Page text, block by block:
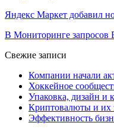
Яндекс Маркет добавил
В Мониторинге запросов
Свежие записи
Компании начали
Хоккейное
Упаковка, дизайн и
Криптовалюты и их
Эффективность